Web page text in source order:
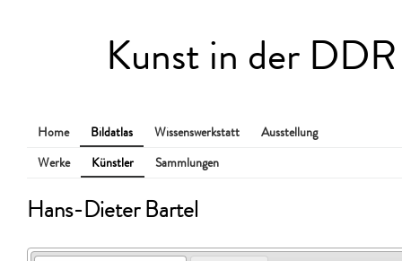
Kunst in der DDR
Home Bildatlas Wissenswerkstatt
Ausstellung
Werke
Künstler Sammlungen
Hans-Dieter Bartel